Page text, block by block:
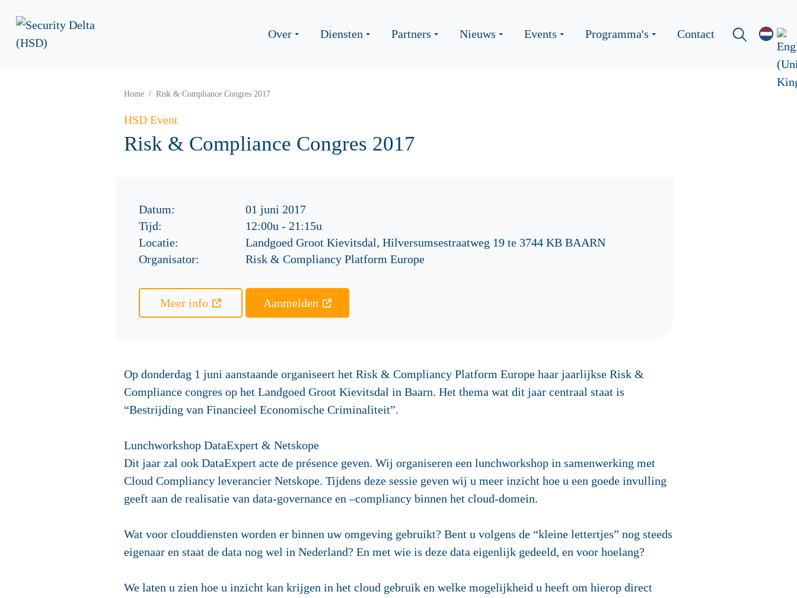
Over Diensten Partners Nieuws Events Programma's Contact
Home Risk & Compliance Congres 2017
HSD Event
Risk & Compliance Congres 2017
Datum:
01 juni 2017
Tijd:
12:00u - 21:15u
Locatie:
Landgoed Groot Kievitsdal, Hilversumsestraatweg 19 te 3744 KB BAARN
Organisator:
Risk & Compliancy Platform Europe
Meer info Aanmelden
Op donderdag 1 juni aanstaande organiseert het Risk & Compliancy Platform Europe haar jaarlijkse Risk &
Compliance congres op het Landgoed Groot Kievitsdal in Baarn. Het thema wat dit jaar centraal staat is
“Bestrijding van Financieel Economische Criminaliteit”.
Lunchworkshop DataExpert & Netskope
Dit jaar zal ook DataExpert acte de présence geven. Wij organiseren een lunchworkshop in samenwerking met
Cloud Compliancy leverancier Netskope. Tijdens deze sessie geven wij u meer inzicht hoe u een goede invulling
geeft aan de realisatie van data-governance en –compliancy binnen het cloud-domein.
Wat voor clouddiensten worden er binnen uw omgeving gebruikt? Bent u volgens de “kleine lettertjes” nog steeds
eigenaar en staat de data nog wel in Nederland? En met wie is deze data eigenlijk gedeeld, en voor hoelang?
We laten u zien hoe u inzicht kan krijgen in het cloud gebruik en welke mogelijkheid u heeft om hierop direct